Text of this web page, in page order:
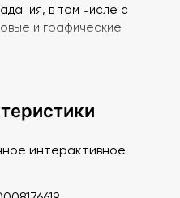
в том числе с
и графические
собственной
медиаобъекты
интерактивное